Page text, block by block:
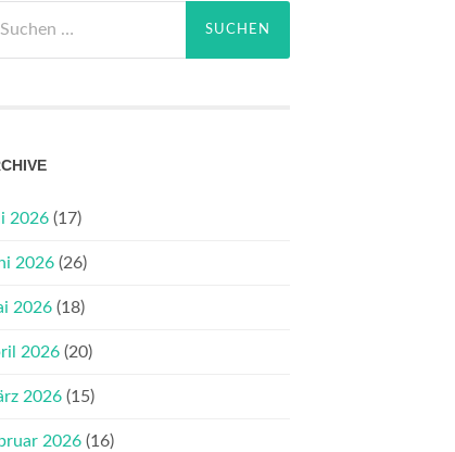
2026 (17)
2026 (26)
2026 (18)
2026 (20)
2026 (15)
2026 (16)